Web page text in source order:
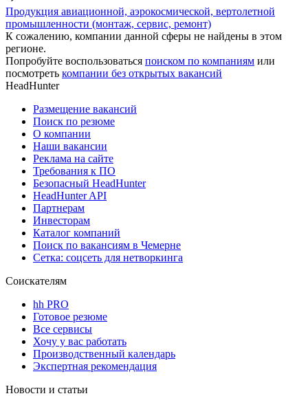
Продукция авиационной, аэрокосмической, вертолетной
промышленности (монтаж, сервис, ремонт)
К сожалению, компании данной сферы не найдены в этом
регионе.
Попробуйте воспользоваться поиском по компаниям или
посмотреть компании без открытых вакансий
HeadHunter
Размещение вакансий
Поиск по резюме
О компании
Наши вакансии
Реклама на сайте
Требования к ПО
Безопасный HeadHunter
HeadHunter API
Партнерам
Инвесторам
Каталог компаний
Поиск по вакансиям в Чемерне
Сетка: соцсеть для нетворкинга
Соискателям
hh PRO
Готовое резюме
Все сервисы
Хочу у вас работать
Производственный календарь
Экспертная рекомендация
Новости и статьи